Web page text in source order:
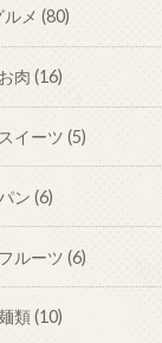
ルメ(80)
お肉 (16)
スイーツ (5)
パン (6)
フルーツ (6)
類(10)